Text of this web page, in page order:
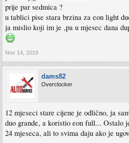
prije par sedmica ?
u tablici pise stara brzina za eon light
ja mislio koji im je ,pa u mjesec dana
Nov 14, 2019
dams82
Overclocker
12 mjeseci stare cijene je odlično, ja
duo grande, a koristio eon full... Ostalo
24 mjeseca, ali to svima daju ako je